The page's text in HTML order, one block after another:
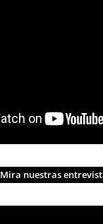
Mira nuestras